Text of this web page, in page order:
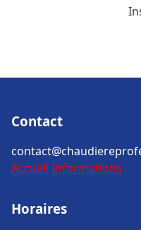
Contact
Accueil Informations
Horaires